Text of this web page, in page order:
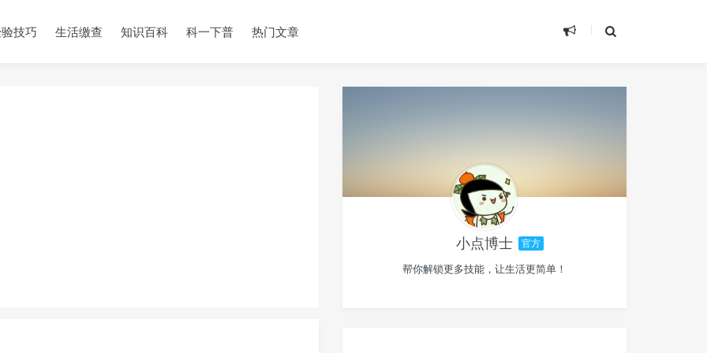
技巧 生活缴查 知识百科 科一下普 热门文章
小点博士 官方
帮你解锁更多技能，让生活更简单！